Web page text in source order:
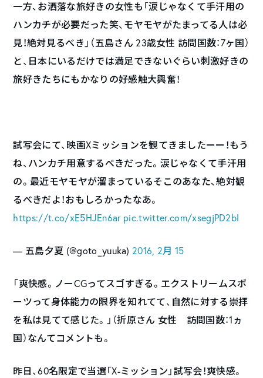
一方、お洒落な旅好きの女性も「涙じゃなくて手汗用の
ハンカチが必要だった笑、モヤモヤがたまってる人は必
見！絶対見るべき」（五島さん 23歳女性 訪問国数：7ヶ国）
と、日本にいるだけでは満足できないぐらい刺激好きの
旅好きたちにもかなりの好感触大興奮！
試写会にて、映画Xミッションを観てきましたーー！もう
ね、ハンカチ用意するべきだった。涙じゃなくて手汗用
の。最近モヤモヤが溜まっているそこのあなた、絶対観
るべきだよ！おもしろかったなあ。
https://t.co/xE5HJEn6ar pic.twitter.com/xsegjPD2bl
— 五島夕夏 (@goto_yuuka) 2016, 2月 15
「爽快感。ノーCGってスゴすぎる。エクストリームスポ
ーツって身体能力の限界を知れてて、自然に対する崇拝
を私は見てて感じた。」（折原さん 女性 訪問国数：1ヵ
国）なんてコメントも。
昨日、60名限定で当選「X-ミッション」試写会！爽快感。